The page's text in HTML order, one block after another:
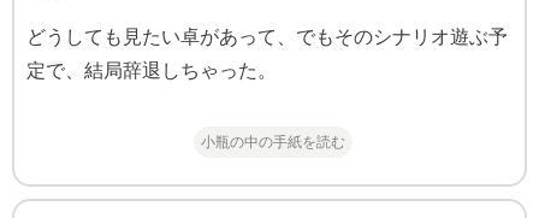
どうしても見たい卓があって、でもそのシナリオ遊ぶ予
定で、結局辞退しちゃった。
小瓶の中の手紙を読む